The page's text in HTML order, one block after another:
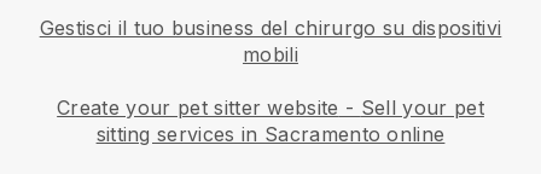
Gestisci il tuo business del chirurgo su dispositivi
mobili
Create your pet sitter website - Sell your pet
sitting services in Sacramento online